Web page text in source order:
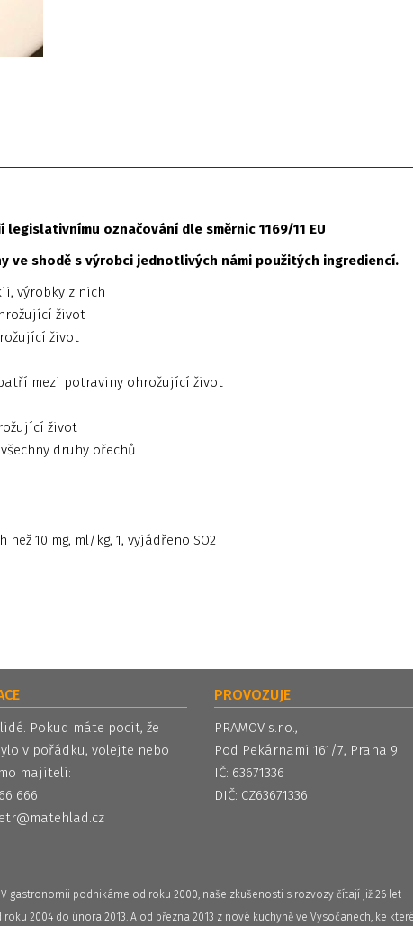
označování dle směrnic 1169/11 EU
ve shodě s výrobci jednotlivých námi použitých ingrediencí.
výrobky z nich
život
život
mezi potraviny ohrožující život
život
druhy ořechů
10 mg, ml/kg, 1, vyjádřeno SO2
Pokud máte pocit, že
v pořádku, volejte nebo
majiteli:
666
PROVOZUJE
PRAMOV s.r.o.,
Pod Pekárnami 161/7, Praha 9
IČ: 63671336
DIČ: CZ63671336
V gastronomii podnikáme od roku 2000, naše zkušenosti s rozvozy čítají již 26 let
2004 do února 2013. A od března 2013 z nové kuchyně ve Vysočanech, ke